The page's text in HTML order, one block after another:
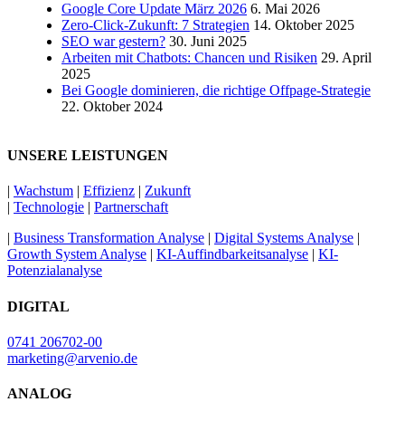
Google Core Update März 2026 6. Mai 2026
Zero-Click-Zukunft: 7 Strategien 14. Oktober 2025
SEO war gestern? 30. Juni 2025
Arbeiten mit Chatbots: Chancen und Risiken 29. April
2025
Bei Google dominieren, die richtige Offpage-Strategie
22. Oktober 2024
UNSERE LEISTUNGEN
| Wachstum | Effizienz | Zukunft
| Technologie | Partnerschaft
| Business Transformation Analyse | Digital Systems Analyse |
Growth System Analyse | KI-Auffindbarkeitsanalyse | KI-
Potenzialanalyse
DIGITAL
0741 206702-00
marketing@arvenio.de
ANALOG